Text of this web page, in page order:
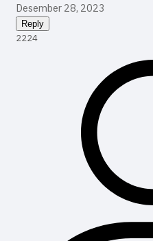
Desember 28, 2023
Reply
2224